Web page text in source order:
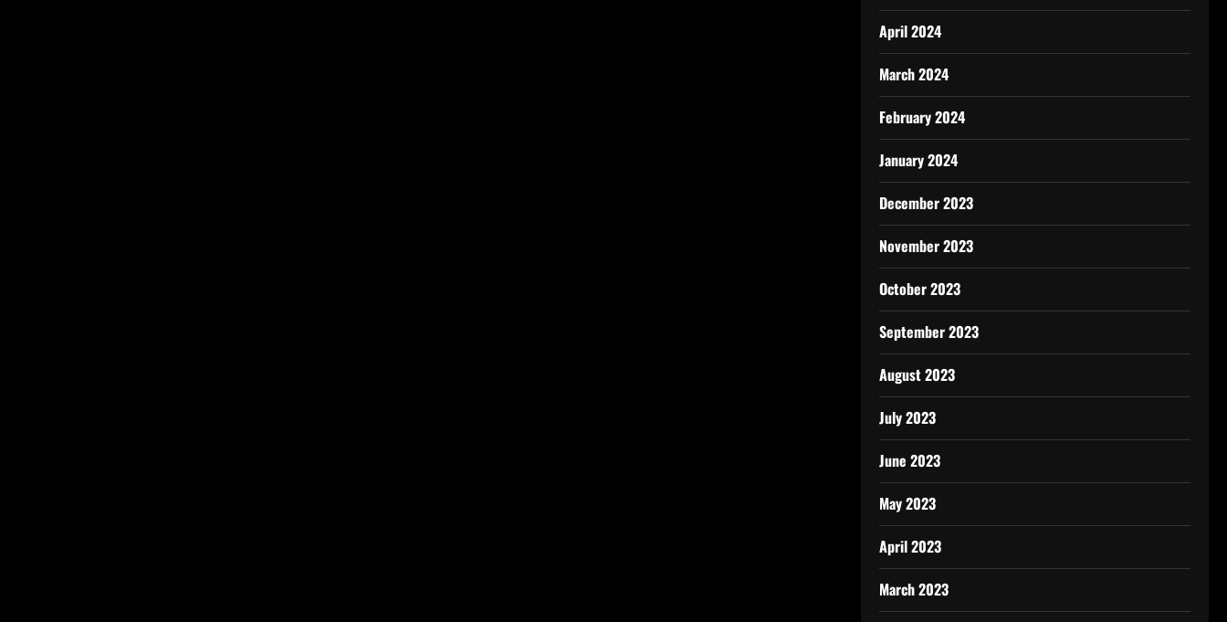
April 2024
March 2024
February 2024
January 2024
December 2023
November 2023
October 2023
September 2023
August 2023
July 2023
June 2023
May 2023
April 2023
March 2023